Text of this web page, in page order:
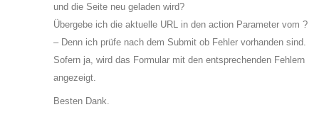
und die Seite neu geladen wird?
Übergebe ich die aktuelle URL in den action Parameter vom ?
– Denn ich prüfe nach dem Submit ob Fehler vorhanden sind.
Sofern ja, wird das Formular mit den entsprechenden Fehlern
angezeigt.
Besten Dank.